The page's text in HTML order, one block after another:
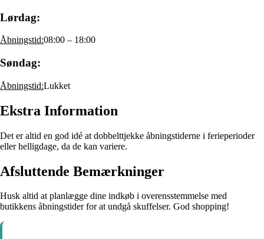
Lørdag:
Åbningstid:08:00 – 18:00
Søndag:
Åbningstid:Lukket
Ekstra Information
Det er altid en god idé at dobbelttjekke åbningstiderne i ferieperioder
eller helligdage, da de kan variere.
Afsluttende Bemærkninger
Husk altid at planlægge dine indkøb i overensstemmelse med
butikkens åbningstider for at undgå skuffelser. God shopping!